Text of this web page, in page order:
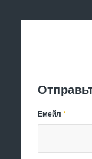
Емейл*